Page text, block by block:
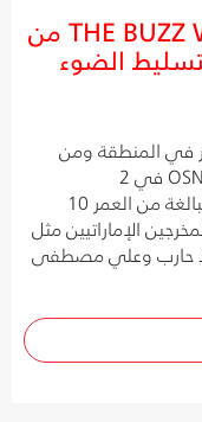
OSN تطلق برنامج THE BUZZ WITH EVA من
الضوء
في المنطقة ومن
المقرر عرضه لأول مرة حصرياً على شبكة OSN في 2
ديسمبرالبرنامج تقدمه الممثلة الصغيرة البالغة من العمر 10
الإماراتيين مثل
حارب وعلي مصطفى